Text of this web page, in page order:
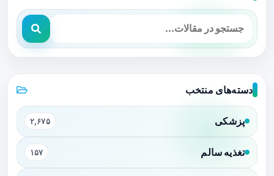
دسته‌های منتخب
پزشکی ۲,۶۷۵
تغذیه سالم ۱۵۷